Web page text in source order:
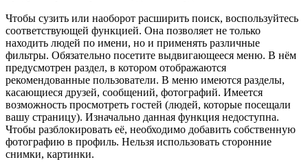
Чтобы сузить или наоборот расширить поиск, воспользуйтесь
соответствующей функцией. Она позволяет не только
находить людей по имени, но и применять различные
фильтры. Обязательно посетите выдвигающееся меню. В нём
предусмотрен раздел, в котором отображаются
рекомендованные пользователи. В меню имеются разделы,
касающиеся друзей, сообщений, фотографий. Имеется
возможность просмотреть гостей (людей, которые посещали
вашу страницу). Изначально данная функция недоступна.
Чтобы разблокировать её, необходимо добавить собственную
фотографию в профиль. Нельзя использовать сторонние
снимки, картинки.